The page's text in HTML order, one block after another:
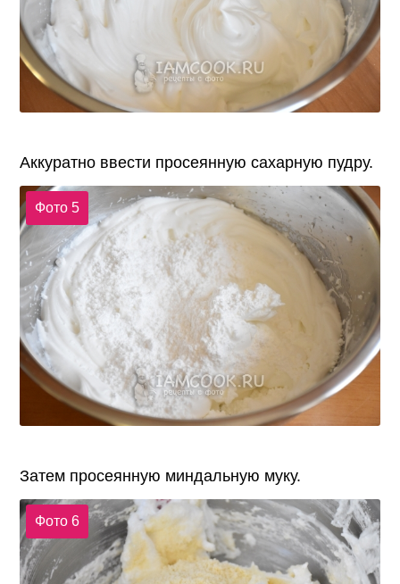
Аккуратно ввести просеянную сахарную пудру.
Фото 5
Затем просеянную миндальную муку.
Фото 6